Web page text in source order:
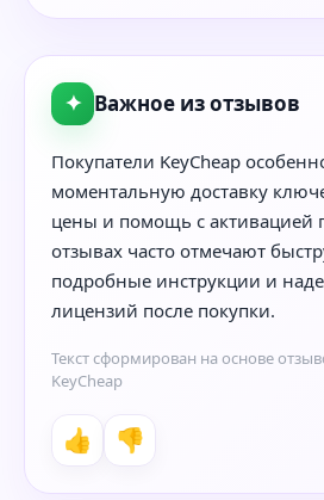
✦ Важное из отзывов
Покупатели KeyCheap
моментальную доставку
цены и помощь с активацией
отзывах часто отмечают
подробные инструкции и
лицензий после покупки.
Текст сформирован на основе
KeyCheap
👍 👎